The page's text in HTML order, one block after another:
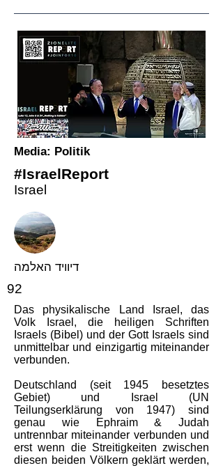
Media: Politik
#IsraelReport
Israel
דיוויד האלמה
92
Das physikalische Land Israel, das
Volk Israel, die heiligen Schriften
Israels (Bibel) und der Gott Israels sind
unmittelbar und einzigartig miteinander
verbunden.
Deutschland (seit 1945 besetztes
Gebiet) und Israel (UN
Teilungserklärung von 1947) sind
genau wie Ephraim & Judah
untrennbar miteinander verbunden und
erst wenn die Streitigkeiten zwischen
diesen beiden Völkern geklärt werden,